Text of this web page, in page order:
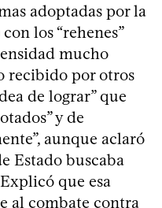
adoptadas por la
los “rehenes”
mucho
recibido por otros
de lograr” que
y de
aunque aclaró
Estado buscaba
que esa
al combate contra